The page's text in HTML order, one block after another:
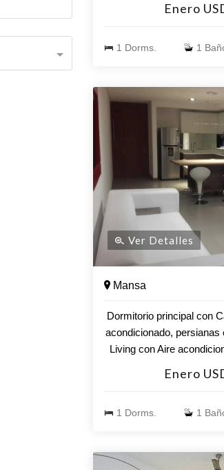
direct tv. Garaje. Servicio
Enero
1 Dorms. 1
Ver Detalles
Mansa
Dormitorio principal con
acondicionado,
Living con Aire
completa,
parrillero propio.
esparcimiento para
Enero
1 Dorms. 1